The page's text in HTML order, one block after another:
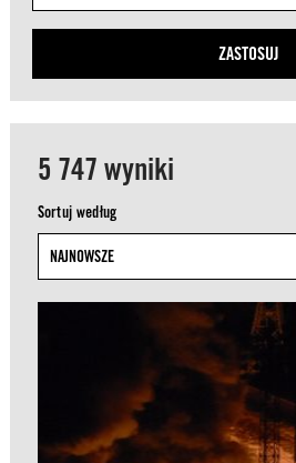
ZASTOSUJ
5 747 wyniki
Sortuj według